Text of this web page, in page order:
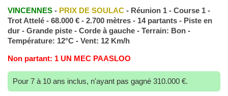
VINCENNES- PRIX DE SOULAC- Réunion 1 - Course 1 -
Trot Attelé - 68.000 € - 2.700 mètres - 14 partants - Piste en
dur - Grande piste - Corde à gauche - Terrain: Bon -
Température: 12°C - Vent: 12 Km/h
Non partant: 1 UN MEC PAASLOO
Pour 7 à 10 ans inclus, n'ayant pas gagné 310.000 €.